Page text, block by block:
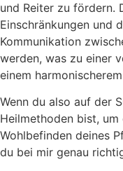
und Reiter zu fördern.
Einschränkungen und
Kommunikation
werden, was zu einer
einem
Wenn du also auf der
Heilmethoden bist,
Wohlbefinden deines
du bei mir genau